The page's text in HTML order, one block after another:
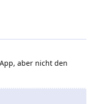
aber nicht den